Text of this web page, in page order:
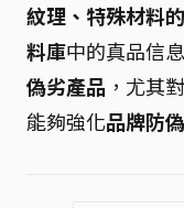
紋理、特殊材料
料庫中的真品信
偽劣產品 ，尤其
能夠強化品牌防